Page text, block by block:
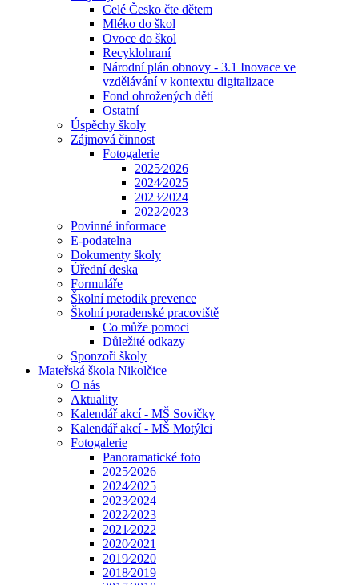
Celé Česko čte dětem
Mléko do škol
Ovoce do škol
Recyklohraní
Národní plán obnovy - 3.1 Inovace ve
vzdělávání v kontextu digitalizace
Fond ohrožených dětí
Ostatní
Úspěchy školy
Zájmová činnost
Fotogalerie
2025⁄2026
2024⁄2025
2023⁄2024
2022⁄2023
Povinné informace
E-podatelna
Dokumenty školy
Úřední deska
Formuláře
Školní metodik prevence
Školní poradenské pracoviště
Co může pomoci
Důležité odkazy
Sponzoři školy
Mateřská škola Nikolčice
O nás
Aktuality
Kalendář akcí - MŠ Sovičky
Kalendář akcí - MŠ Motýlci
Fotogalerie
Panoramatické foto
2025⁄2026
2024⁄2025
2023⁄2024
2022⁄2023
2021⁄2022
2020⁄2021
2019⁄2020
2018⁄2019